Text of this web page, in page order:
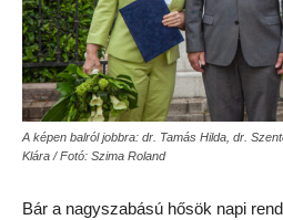
A képen balról jobbra: dr. Tamás Hilda, dr.
Klára / Fotó: Szima Roland
Bár a nagyszabású hősök napi